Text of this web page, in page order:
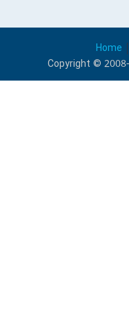
Home
Copyright ©